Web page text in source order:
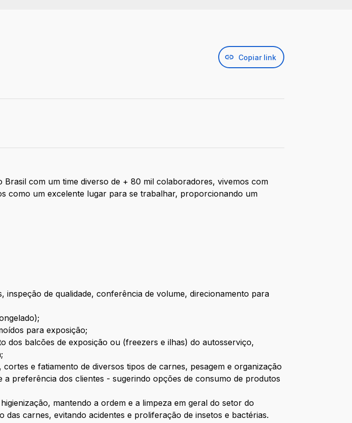
Copiar link
com um time diverso de + 80 mil colaboradores, vivemos com
como um excelente lugar para se trabalhar, proporcionando um
de qualidade, conferência de volume, direcionamento para
para exposição;
dos balcões de exposição ou (freezers e ilhas) do autosserviço,
e fatiamento de diversos tipos de carnes, pesagem e organização
preferência dos clientes - sugerindo opções de consumo de produtos
mantendo a ordem e a limpeza em geral do setor do
carnes, evitando acidentes e proliferação de insetos e bactérias.